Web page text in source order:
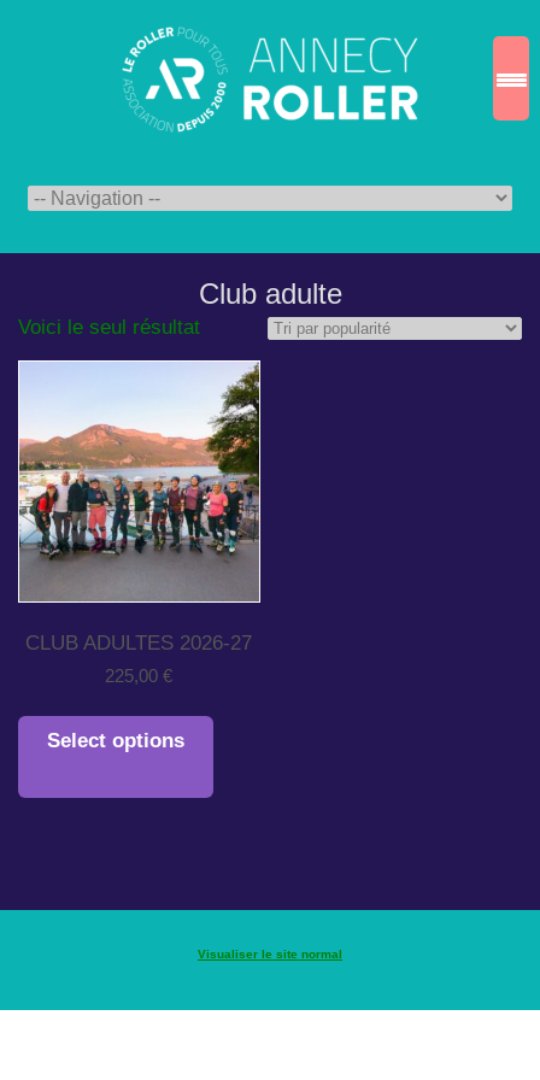
Club adulte
Voici le seul résultat
CLUB ADULTES 2026-27
225,00€
Select options
Visualiser le site normal